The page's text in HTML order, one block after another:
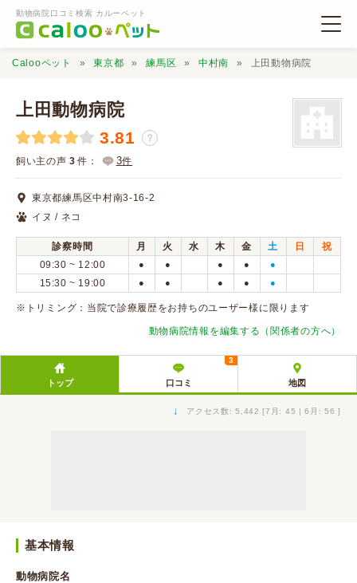
動物病院口コミ検索 カルーペット
動物病院検索
口コミ検索
Calooペットとは？
口コミ投稿
Calooペット 東京都 練馬区 中村南 上田動物病院
上田動物病院
3.81 ？
飼い主の声 3 件： 3件
東京都練馬区中村南3-16-2
イヌ / ネコ
診察時間 月 火 水 木 金 土 日
祝
09:30 ~ 12:00
● ● ● ● ●
15:30 ~ 19:00 ● ● ● ● ●
※トリミング：当院で診療履歴をお持ちのユーザー様に限ります
動物病院情報を編集する（関係者の方へ）
トップ 口コミ
3
地図
↓ アクセス数: 5,442 [7月: 45 | 6月: 56 ]
基本情報
動物病院名